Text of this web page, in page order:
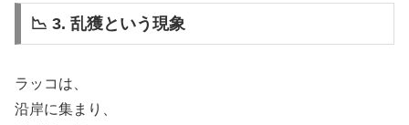
📉 3. 乱獲という現象
ラッコは、
沿岸に集まり、